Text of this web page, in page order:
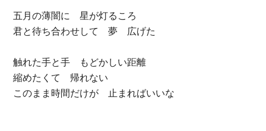
五月の薄闇に 星が灯るころ
君と待ち合わせして 夢 広げた
触れた手と手 もどかしい距離
縮めたくて 帰れない
このまま時間だけが 止まればいいな